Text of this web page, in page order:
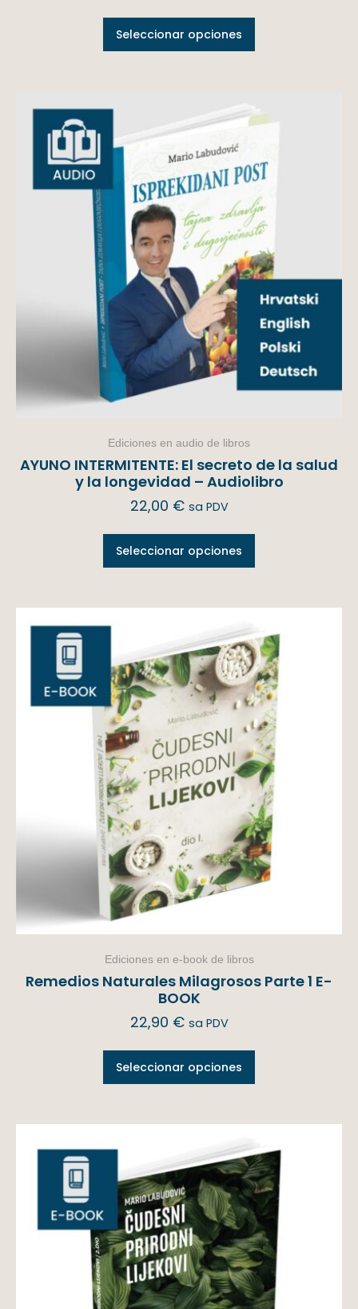
Seleccionar opciones
Ediciones en audio de libros
AYUNO INTERMITENTE: El secreto de la salud
y la longevidad – Audiolibro
22,00 € sa PDV
Seleccionar opciones
Ediciones en e-book de libros
Remedios Naturales Milagrosos Parte 1 E-
BOOK
22,90 € sa PDV
Seleccionar opciones